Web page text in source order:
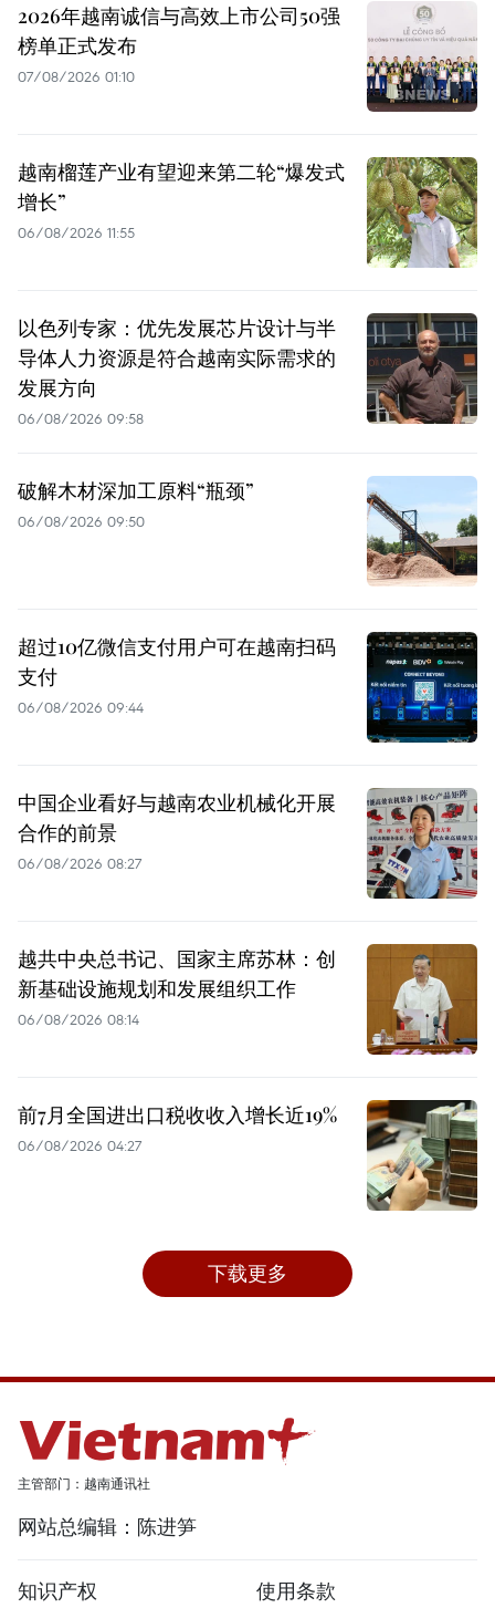
2026年越南诚信与高效上市公司50强
榜单正式发布
07/08/2026 01:10
越南榴莲产业有望迎来第二轮“爆发式
增长”
06/08/2026 11:55
以色列专家：优先发展芯片设计与半
导体人力资源是符合越南实际需求的
发展方向
06/08/2026 09:58
破解木材深加工原料“瓶颈”
06/08/2026 09:50
超过10亿微信支付用户可在越南扫码
支付
06/08/2026 09:44
中国企业看好与越南农业机械化开展
合作的前景
06/08/2026 08:27
越共中央总书记、国家主席苏林：创
新基础设施规划和发展组织工作
06/08/2026 08:14
前7月全国进出口税收收入增长近19%
06/08/2026 04:27
下载更多
主管部门：越南通讯社
网站总编辑：陈进笋
知识产权 使用条款